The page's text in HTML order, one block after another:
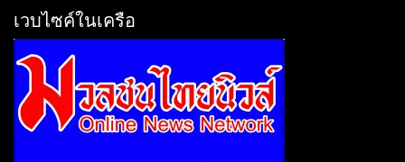
เวบไซค์ในเครือ